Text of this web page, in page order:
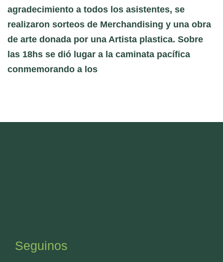
agradecimiento a todos los asistentes, se
realizaron sorteos de Merchandising y una obra
de arte donada por una Artista plastica. Sobre
las 18hs se dió lugar a la caminata pacífica
conmemorando a los
Seguinos